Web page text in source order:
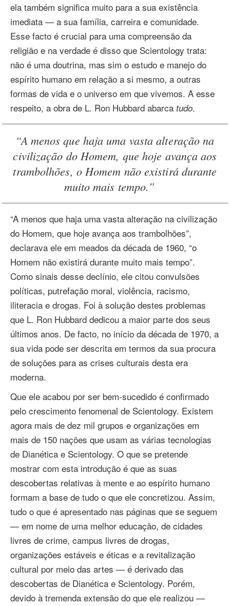
ela também significa muito para a sua existência
imediata — a sua família, carreira e comunidade.
Esse facto é crucial para uma compreensão da
religião e na verdade é disso que Scientology trata:
não é uma doutrina, mas sim o estudo e manejo do
espírito humano em relação a si mesmo, a outras
formas de vida e o universo em que vivemos. A esse
respeito, a obra de L. Ron Hubbard abarca tudo.
“A menos que haja uma vasta alteração na
civilização do Homem, que hoje avança aos
trambolhões, o Homem não existirá durante
muito mais tempo.”
“A menos que haja uma vasta alteração na civilização
do Homem, que hoje avança aos trambolhões”,
declarava ele em meados da década de 1960, “o
Homem não existirá durante muito mais tempo”.
Como sinais desse declínio, ele citou convulsões
políticas, putrefação moral, violência, racismo,
iliteracia e drogas. Foi à solução destes problemas
que L. Ron Hubbard dedicou a maior parte dos seus
últimos anos. De facto, no início da década de 1970, a
sua vida pode ser descrita em termos da sua procura
de soluções para as crises culturais desta era
moderna.
Que ele acabou por ser bem‑sucedido é confirmado
pelo crescimento fenomenal de Scientology. Existem
agora mais de dez mil grupos e organizações em
mais de 150 nações que usam as várias tecnologias
de Dianética e Scientology. O que se pretende
mostrar com esta introdução é que as suas
descobertas relativas à mente e ao espírito humano
formam a base de tudo o que ele concretizou. Assim,
tudo o que é apresentado nas páginas que se seguem
— em nome de uma melhor educação, de cidades
livres de crime, campus livres de drogas,
organizações estáveis e éticas e a revitalização
cultural por meio das artes — é derivado das
descobertas de Dianética e Scientology. Porém,
devido à tremenda extensão do que ele realizou —